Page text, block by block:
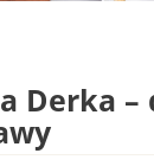
Derka –